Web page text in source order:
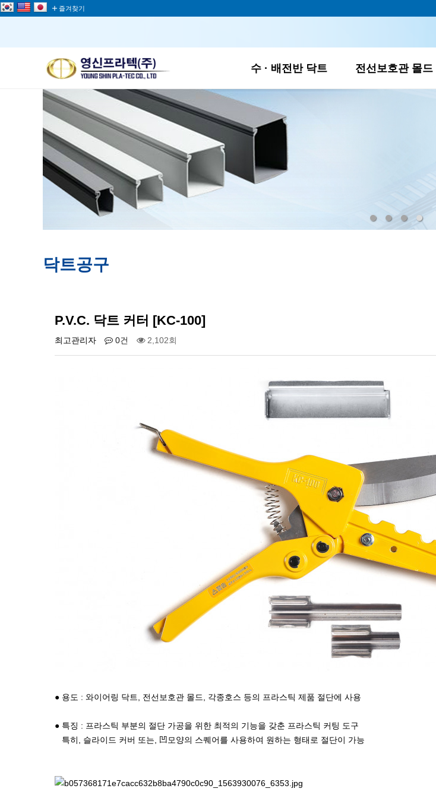
add 즐겨찾기
하위분류 하위분류
수 · 배전반 닥트 전선보호관 몰드
닥트공구
P.V.C. 닥트 커터 [KC-100]
최고관리자 0건 2,102회
● 용도 : 와이어링 닥트, 전선보호관 몰드, 각종호스 등의 프라스틱 제품 절단에 사용
● 특징 : 프라스틱 부분의 절단 가공을 위한 최적의 기능을 갖춘 프라스틱 커팅 도구
특히, 슬라이드 커버 또는, 凹모양의 스퀘어를 사용하여 원하는 형태로 절단이 가능